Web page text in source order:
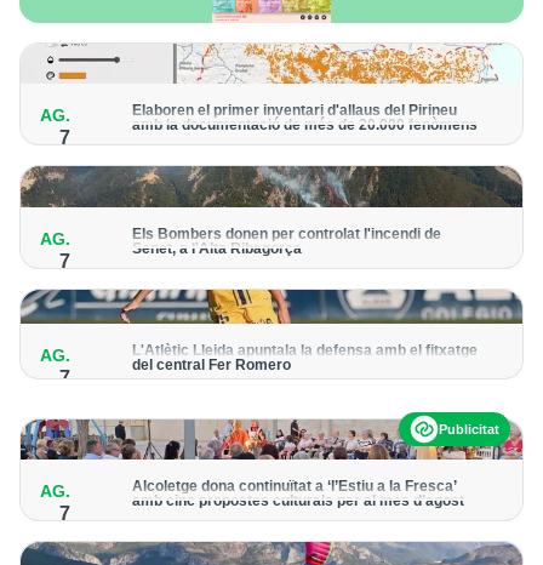
AG.
7
Elaboren el primer inventari d'allaus del Pirineu
amb la documentació de més de 20.000 fenòmens
Obra de l'Institut Cartogràfic i Geològic de Catalunya, amb
AG.
7
Els Bombers donen per controlat l'incendi de
Senet, a l'Alta Ribagorça
El cos manté la vigilància de la zona amb drons i mitjans aeris
AG.
7
L'Atlètic Lleida apuntala la defensa amb el fitxatge
del central Fer Romero
Publicitat
AG.
7
Alcoletge dona continuïtat a ‘l’Estiu a la Fresca’
amb cinc propostes culturals per al mes d’agost
Un dels grans protagonistes de la programació serà